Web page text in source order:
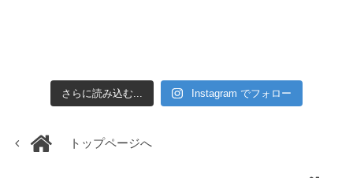
さらに読み込む... Instagram でフォロー
トップページへ